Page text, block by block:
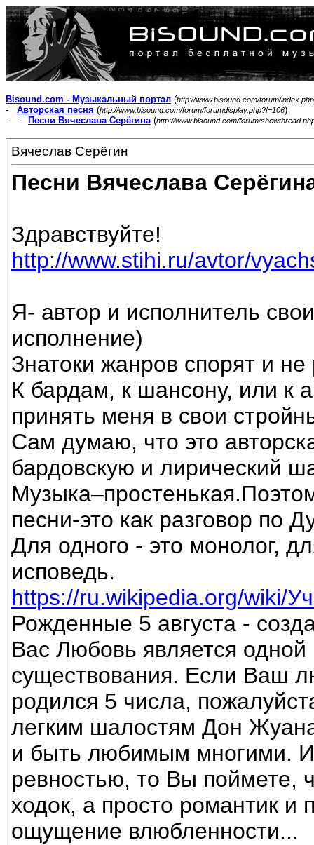
Bisound.com - Музыкальный портал (http://www.bisound.com/forum/index.php
- Авторская песня (http://www.bisound.com/forum/forumdisplay.php?f=106)
- -
Песни Вячеслава Серёгина(http://www.bisound.com/forum/
Вячеслав Серёгин
Песни Вячеслава
Здравствуйте!
http://www.stihi.ru/avtor/
Я- автор и исполнитель
исполнение)
Знатоки жанров спорят и
К бардам, к шансону, или к
принять меня в свои
Сам думаю, что это
бардовскую и лирический
песни-это как разговор по
Для одного - это монолог,
исповедь.
https://ru.wikipedia.org/wiki/
Рожденные 5 августа -
Вас Любовь является
существования. Если Ваш
родился 5 числа,
легким шалостям Дон
и быть любимым многими.
ревностью, то Вы
ходок, а просто романтик и
ощущение влюбленности...